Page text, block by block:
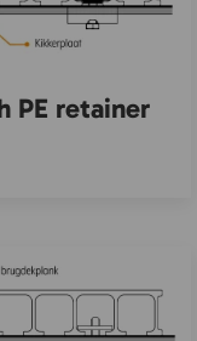
PE retainer